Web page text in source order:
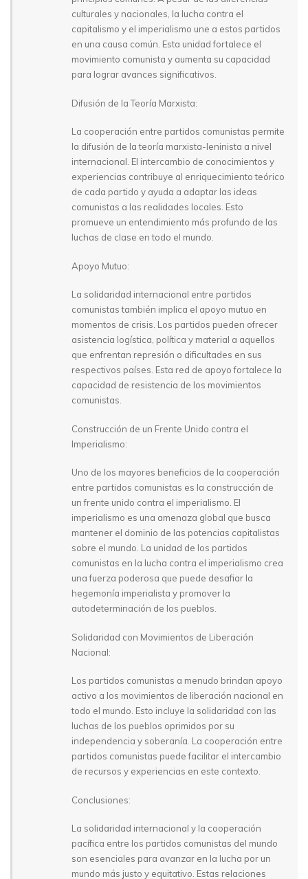
culturales y nacionales, la lucha contra el
capitalismo y el imperialismo une a estos partidos
en una causa común. Esta unidad fortalece el
movimiento comunista y aumenta su capacidad
para lograr avances significativos.
Difusión de la Teoría Marxista:
La cooperación entre partidos comunistas permite
la difusión de la teoría marxista-leninista a nivel
internacional. El intercambio de conocimientos y
experiencias contribuye al enriquecimiento teórico
de cada partido y ayuda a adaptar las ideas
comunistas a las realidades locales. Esto
promueve un entendimiento más profundo de las
luchas de clase en todo el mundo.
Apoyo Mutuo:
La solidaridad internacional entre partidos
comunistas también implica el apoyo mutuo en
momentos de crisis. Los partidos pueden ofrecer
asistencia logística, política y material a aquellos
que enfrentan represión o dificultades en sus
respectivos países. Esta red de apoyo fortalece la
capacidad de resistencia de los movimientos
comunistas.
Construcción de un Frente Unido contra el
Imperialismo:
Uno de los mayores beneficios de la cooperación
entre partidos comunistas es la construcción de
un frente unido contra el imperialismo. El
imperialismo es una amenaza global que busca
mantener el dominio de las potencias capitalistas
sobre el mundo. La unidad de los partidos
comunistas en la lucha contra el imperialismo crea
una fuerza poderosa que puede desafiar la
hegemonía imperialista y promover la
autodeterminación de los pueblos.
Solidaridad con Movimientos de Liberación
Nacional:
Los partidos comunistas a menudo brindan apoyo
activo a los movimientos de liberación nacional en
todo el mundo. Esto incluye la solidaridad con las
luchas de los pueblos oprimidos por su
independencia y soberanía. La cooperación entre
partidos comunistas puede facilitar el intercambio
de recursos y experiencias en este contexto.
Conclusiones:
La solidaridad internacional y la cooperación
pacífica entre los partidos comunistas del mundo
son esenciales para avanzar en la lucha por un
mundo más justo y equitativo. Estas relaciones